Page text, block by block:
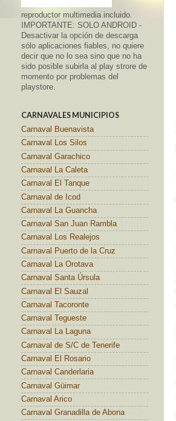
reproductor multimedia incluido.
IMPORTANTE: SOLO ANDROID -
Desactivar la opción de descarga
sólo aplicaciones fiables, no quiere
decir que no lo sea sino que no ha
sido posible subirla al play strore de
momento por problemas del
playstore.
CARNAVALES MUNICIPIOS
Carnaval Buenavista
Carnaval Los Silos
Carnaval Garachico
Carnaval La Caleta
Carnaval El Tanque
Carnaval de Icod
Carnaval La Guancha
Carnaval San Juan Rambla
Carnaval Los Realejos
Carnaval Puerto de la Cruz
Carnaval La Orotava
Carnaval Santa Úrsula
Carnaval El Sauzal
Carnaval Tacoronte
Carnaval Tegueste
Carnaval La Laguna
Carnaval de S/C de Tenerife
Carnaval El Rosario
Carnaval Canderlaria
Carnaval Güimar
Carnaval Arico
Carnaval Granadilla de Abona